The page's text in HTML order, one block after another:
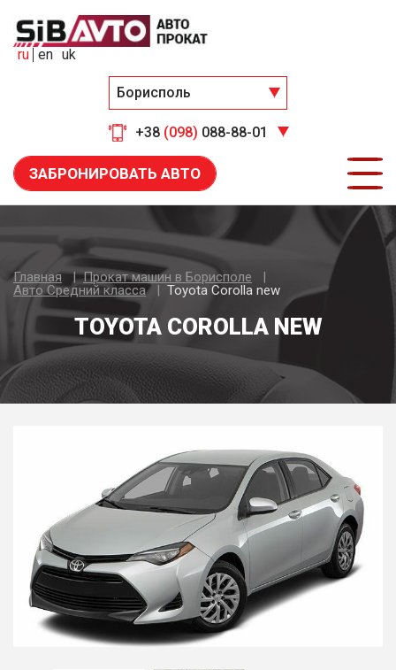
Борисполь
+38 (098) 088-88-01
ru en uk
ЗАБРОНИРОВАТЬ АВТО
Главная
Прокат машин в Борисполе
Авто Средний класса
Toyota Corolla new
TOYOTA COROLLA NEW